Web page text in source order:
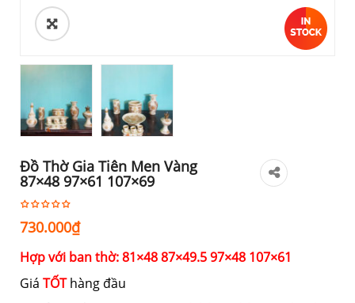
Đồ Thờ Gia Tiên Men Vàng
87×48 97×61 107×69
730.000₫
Hợp với ban thờ: 81×48 87×49.5 97×48 107×61
Giá TỐThàng đầu